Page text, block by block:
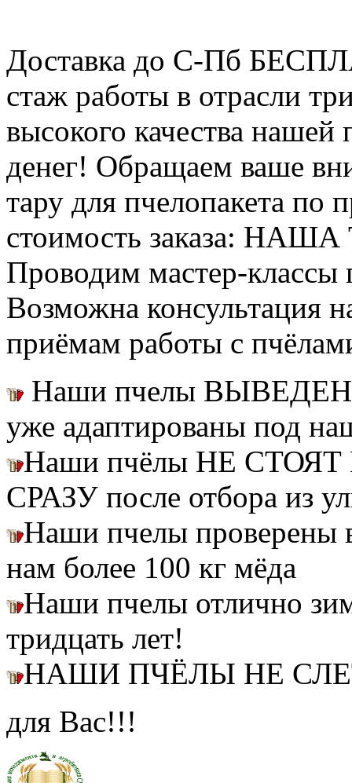
Доставка до С-Пб
стаж работы в отрасли
высокого качества
денег! Обращаем ваше
тару для пчелопакета по
стоимость заказа:
Проводим мастер-классы
Возможна консультация
приёмам работы с
Наши пчелы
уже адаптированы под
Наши пчёлы НЕ СТОЯТ
СРАЗУ после отбора из
Наши пчелы
нам более 100 кг мёда
Наши пчелы отлично
тридцать лет!
НАШИ ПЧЁЛЫ НЕ
для Вас!!!